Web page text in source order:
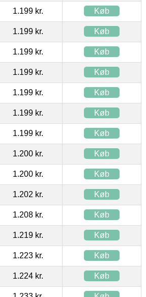
1.199 kr. Køb
1.199 kr. Køb
1.199 kr. Køb
1.199 kr. Køb
1.199 kr. Køb
1.199 kr. Køb
1.199 kr. Køb
1.200 kr. Køb
1.200 kr. Køb
1.202 kr. Køb
1.208 kr. Køb
1.219 kr. Køb
1.223 kr. Køb
1.224 kr. Køb